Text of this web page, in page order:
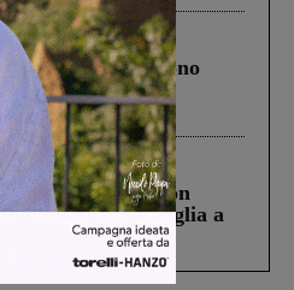
A1 in cui morirono
Lo schianto, il
fra tir....
di Castiglion
aveva ucciso la figlia a